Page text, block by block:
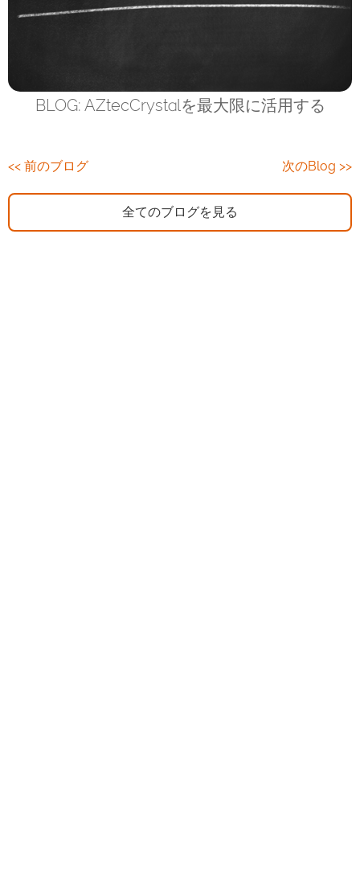
BLOG: AZtecCrystalを最大限に活用する
<< 前のブログ 次のBlog >>
全てのブログを見る